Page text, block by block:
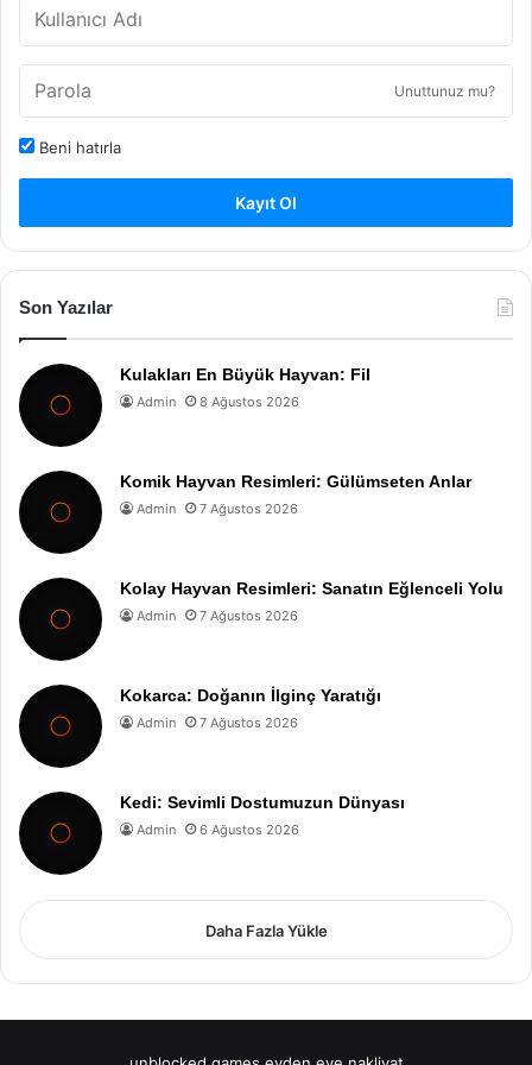
Unuttunuz mu?
Beni hatırla
Kayıt Ol
Son Yazılar
Kulakları En Büyük Hayvan: Fil
Admin 8 Ağustos 2026
Komik Hayvan Resimleri: Gülümseten Anlar
Admin 7 Ağustos 2026
Kolay Hayvan Resimleri: Sanatın Eğlenceli Yolu
Admin 7 Ağustos 2026
Kokarca: Doğanın İlginç Yaratığı
Admin 7 Ağustos 2026
Kedi: Sevimli Dostumuzun Dünyası
Admin 6 Ağustos 2026
Daha Fazla Yükle